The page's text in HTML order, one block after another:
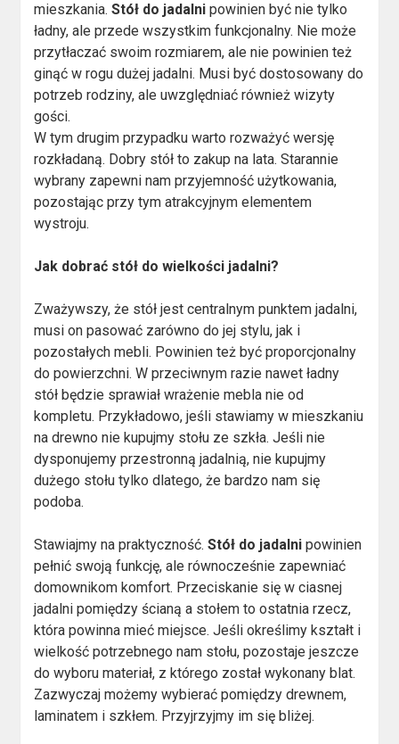
mieszkania.Stół do jadalni powinien być nie tylko
ładny, ale przede wszystkim funkcjonalny. Nie może
przytłaczać swoim rozmiarem, ale nie powinien też
ginąć w rogu dużej jadalni. Musi być dostosowany do
potrzeb rodziny, ale uwzględniać również wizyty
gości.
W tym drugim przypadku warto rozważyć wersję
rozkładaną. Dobry stół to zakup na lata. Starannie
wybrany zapewni nam przyjemność użytkowania,
pozostając przy tym atrakcyjnym elementem
wystroju.
Jak dobrać stół do wielkości jadalni?
Zważywszy, że stół jest centralnym punktem jadalni,
musi on pasować zarówno do jej stylu, jak i
pozostałych mebli. Powinien też być proporcjonalny
do powierzchni. W przeciwnym razie nawet ładny
stół będzie sprawiał wrażenie mebla nie od
kompletu. Przykładowo, jeśli stawiamy w mieszkaniu
na drewno nie kupujmy stołu ze szkła. Jeśli nie
dysponujemy przestronną jadalnią, nie kupujmy
dużego stołu tylko dlatego, że bardzo nam się
podoba.
Stawiajmy na praktyczność.Stół do jadalni powinien
pełnić swoją funkcję, ale równocześnie zapewniać
domownikom komfort. Przeciskanie się w ciasnej
jadalni pomiędzy ścianą a stołem to ostatnia rzecz,
która powinna mieć miejsce. Jeśli określimy kształt i
wielkość potrzebnego nam stołu, pozostaje jeszcze
do wyboru materiał, z którego został wykonany blat.
Zazwyczaj możemy wybierać pomiędzy drewnem,
laminatem i szkłem. Przyjrzyjmy im się bliżej.